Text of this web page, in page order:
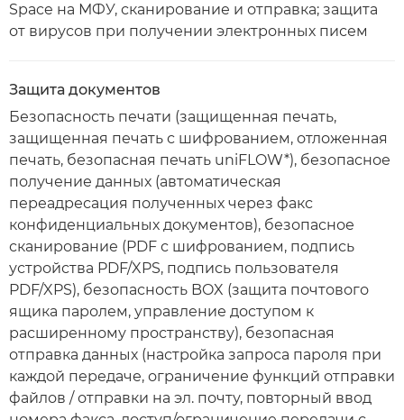
Space на МФУ, сканирование и отправка; защита
от вирусов при получении электронных писем
Защита документов
Безопасность печати (защищенная печать,
защищенная печать с шифрованием, отложенная
печать, безопасная печать uniFLOW*), безопасное
получение данных (автоматическая
переадресация полученных через факс
конфиденциальных документов), безопасное
сканирование (PDF с шифрованием, подпись
устройства PDF/XPS, подпись пользователя
PDF/XPS), безопасность BOX (защита почтового
ящика паролем, управление доступом к
расширенному пространству), безопасная
отправка данных (настройка запроса пароля при
каждой передаче, ограничение функций отправки
файлов / отправки на эл. почту, повторный ввод